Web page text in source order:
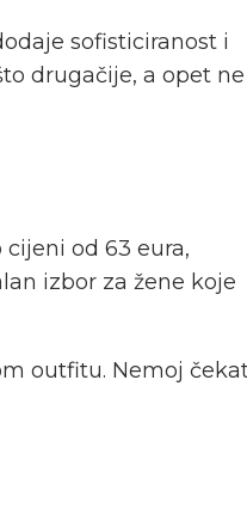
sofisticiranost i
drugačije, a opet ne
cijeni od 63 eura,
izbor za žene koje
outfitu. Nemoj